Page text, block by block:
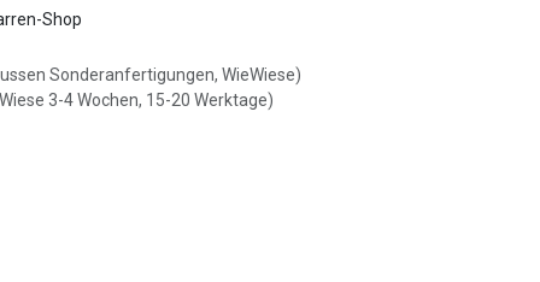
Shop
Sonderanfertigungen, WieWiese)
3-4 Wochen, 15-20 Werktage)